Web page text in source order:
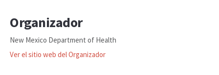
Organizador
New Mexico Department of Health
Ver el sitio web del Organizador